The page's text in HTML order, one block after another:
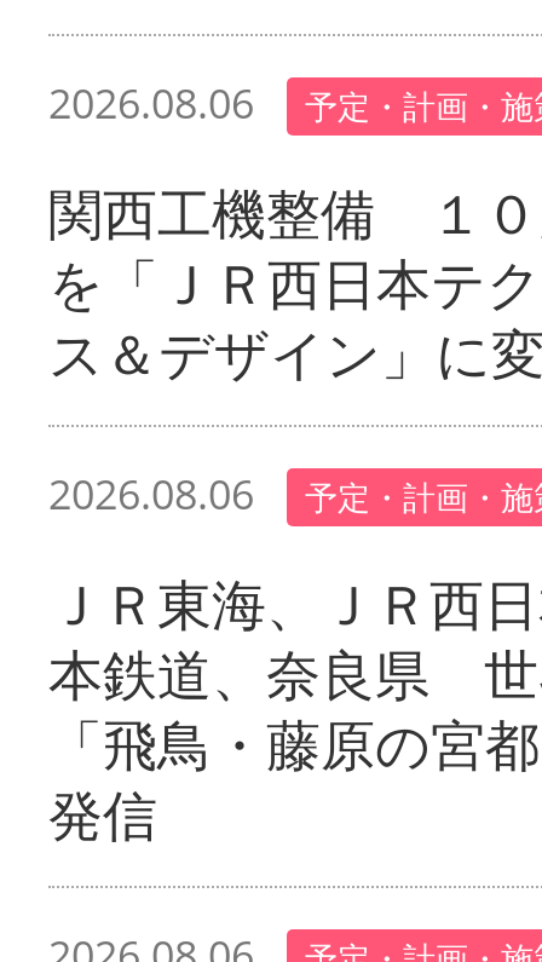
2026.08.06 予定・計画・
関西工機整備 １
を「ＪＲ西日本テ
ス＆デザイン」に
2026.08.06 予定・計画・
ＪＲ東海、ＪＲ西
本鉄道、奈良県
「飛鳥・藤原の宮
発信